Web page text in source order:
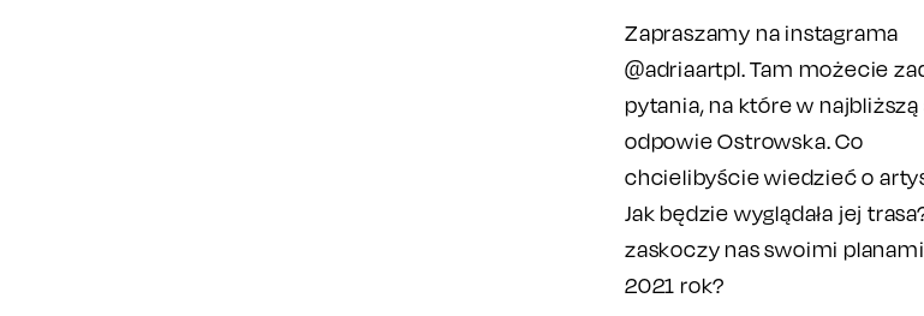
Zapraszamy na instagrama
@adriaartpl. Tam możecie
pytania, na które w najbliższą
odpowie Ostrowska. Co
chcielibyście wiedzieć o
Jak będzie wyglądała jej
zaskoczy nas swoimi
2021 rok?